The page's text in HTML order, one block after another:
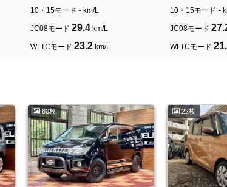
10・15モード - km/L
JC08モード 29.4 km/L
WLTCモード 23.2 km/L
10・15モード -
JC08モード
WLTCモード
80枚 22枚